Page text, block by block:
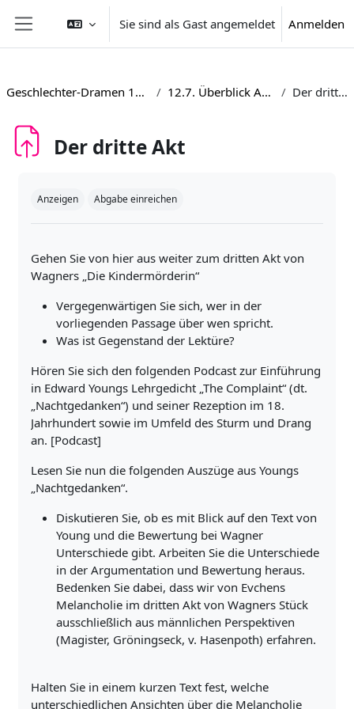
Website-Übersicht
Sie sind als Gast angemeldet Anmelden
Geschlechter-Dramen 1600-1800 12.7. Überblick Aufgaben Der dritte Akt
Der dritte Akt
Anzeigen Abgabe einreichen
Gehen Sie von hier aus weiter zum dritten Akt von
Wagners „Die Kindermörderin“
Vergegenwärtigen Sie sich, wer in der
vorliegenden Passage über wen spricht.
Was ist Gegenstand der Lektüre?
Hören Sie sich den folgenden Podcast zur Einführung
in Edward Youngs Lehrgedicht „The Complaint“ (dt.
„Nachtgedanken“) und seiner Rezeption im 18.
Jahrhundert sowie im Umfeld des Sturm und Drang
an. [Podcast]
Lesen Sie nun die folgenden Auszüge aus Youngs
„Nachtgedanken“.
Diskutieren Sie, ob es mit Blick auf den Text von
Young und die Bewertung bei Wagner
Unterschiede gibt. Arbeiten Sie die Unterschiede
in der Argumentation und Bewertung heraus.
Bedenken Sie dabei, dass wir von Evchens
Melancholie im dritten Akt von Wagners Stück
ausschließlich aus männlichen Perspektiven
(Magister, Gröningseck, v. Hasenpoth) erfahren.
Halten Sie in einem kurzen Text fest, welche
unterschiedlichen Ansichten über die Melancholie